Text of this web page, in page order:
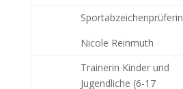
Sportabzeichenprüferin
Nicole Reinmuth
Trainerin Kinder und
Jugendliche (6-17